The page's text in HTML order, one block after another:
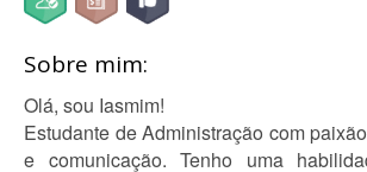
Sobre mim:
Olá, sou Iasmim!
Estudante de Administração com
e comunicação. Tenho uma